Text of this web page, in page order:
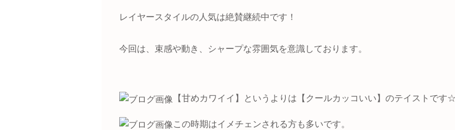
レイヤースタイルの人気は絶賛継続中です！
今回は、束感や動き、シャープな雰囲気を意識しております。
【甘めカワイイ】というよりは【クールカッコいい】のテイストです☆
この時期はイメチェンされる方も多いです。